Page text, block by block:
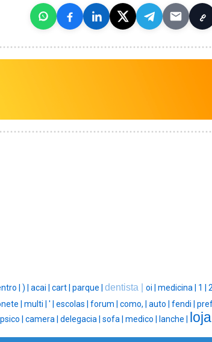
| ) | acai | cart | parque | dentista | oi | medicina | 1 |
| multi | ' | escolas | forum | como, | auto | fendi |
psico | camera | delegacia | sofa | medico | lanche | loja